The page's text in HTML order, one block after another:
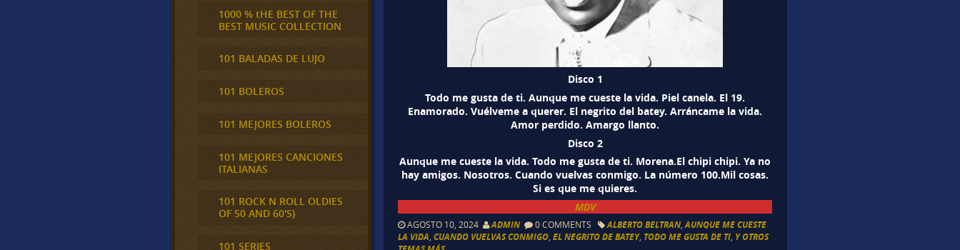
Disco 1
Todo me gusta de ti. Aunque me cueste la vida. Piel canela. El 19.
Enamorado. Vuélveme a querer. El negrito del batey. Arráncame la vida.
Amor perdido. Amargo llanto.
Disco 2
Aunque me cueste la vida. Todo me gusta de ti. Morena.El chipi chipi. Ya no
hay amigos. Nosotros. Cuando vuelvas conmigo. La número 100.Mil cosas.
Si es que me quieres.
MDV
AGOSTO 10, 2024 ADMIN 0 COMMENTS ALBERTO BELTRAN ,AUNQUE ME CUESTE
LA VIDA ,CUANDO VUELVAS CONMIGO ,EL NEGRITO DE BATEY, TODO ME GUSTA DE TI Y OTROS
1000 % tHE BEST OF THE
BEST MUSIC COLLECTION
101 BALADAS DE LUJO
101 BOLEROS
101 MEJORES BOLEROS
101 MEJORES CANCIONES
ITALIANAS
101 ROCK N ROLL OLDIES
OF 50 AND 60'S}
101 SERIES